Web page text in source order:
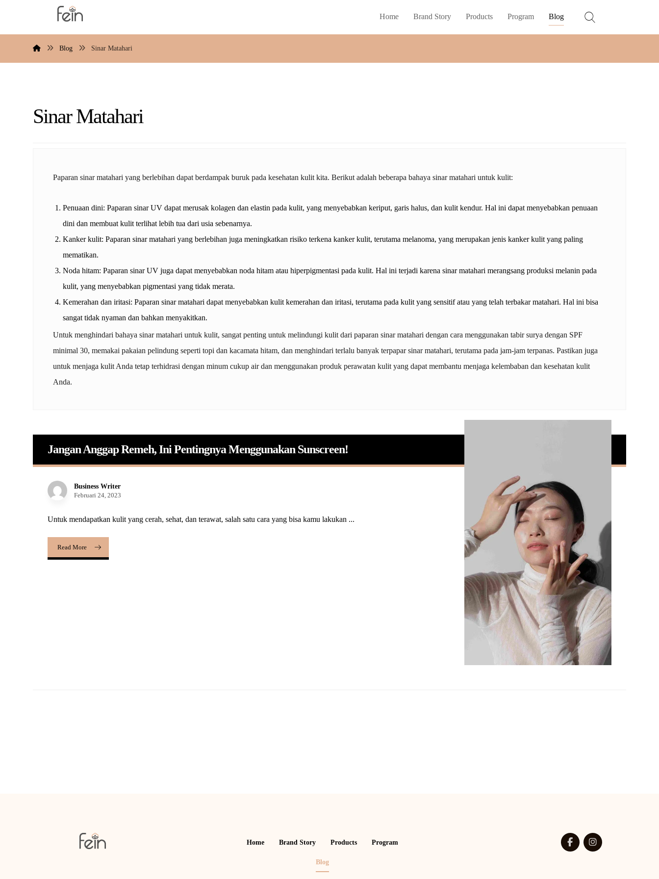
Home Brand Story Products Program Blog
Blog Sinar Matahari
Sinar Matahari
Paparan sinar matahari yang berlebihan dapat berdampak buruk pada kesehatan kulit kita. Berikut adalah beberapa bahaya sinar matahari untuk kulit:
Penuaan dini: Paparan sinar UV dapat merusak kolagen dan elastin pada kulit, yang menyebabkan keriput, garis halus, dan kulit kendur. Hal ini dapat menyebabkan penuaan
dini dan membuat kulit terlihat lebih tua dari usia sebenarnya.
Kanker kulit: Paparan sinar matahari yang berlebihan juga meningkatkan risiko terkena kanker kulit, terutama melanoma, yang merupakan jenis kanker kulit yang paling
mematikan.
Noda hitam: Paparan sinar UV juga dapat menyebabkan noda hitam atau hiperpigmentasi pada kulit. Hal ini terjadi karena sinar matahari merangsang produksi melanin pada
kulit, yang menyebabkan pigmentasi yang tidak merata.
Kemerahan dan iritasi: Paparan sinar matahari dapat menyebabkan kulit kemerahan dan iritasi, terutama pada kulit yang sensitif atau yang telah terbakar matahari. Hal ini bisa
sangat tidak nyaman dan bahkan menyakitkan.
Untuk menghindari bahaya sinar matahari untuk kulit, sangat penting untuk melindungi kulit dari paparan sinar matahari dengan cara menggunakan tabir surya dengan SPF
minimal 30, memakai pakaian pelindung seperti topi dan kacamata hitam, dan menghindari terlalu banyak terpapar sinar matahari, terutama pada jam-jam terpanas. Pastikan juga
untuk menjaga kulit Anda tetap terhidrasi dengan minum cukup air dan menggunakan produk perawatan kulit yang dapat membantu menjaga kelembaban dan kesehatan kulit
Anda.
Jangan Anggap Remeh, Ini Pentingnya Menggunakan Sunscreen!
Business Writer
Februari 24, 2023
Untuk mendapatkan kulit yang cerah, sehat, dan terawat, salah satu cara yang bisa kamu lakukan ...
Read More
Home Brand Story Products Program
Blog